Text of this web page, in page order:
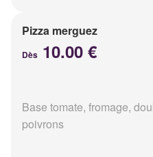
Pizza merguez
Dès 10.00 €
Base tomate, fromage,
poivrons